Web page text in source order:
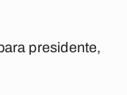
presidente,